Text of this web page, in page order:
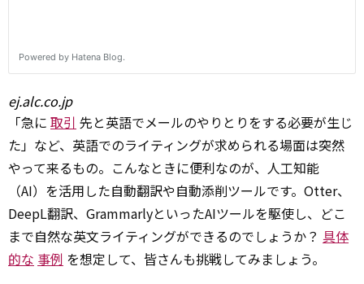
ej.alc.co.jp
「急に 取引 先と英語でメールのやりとりをする必要が生じ
た」など、英語でのライティングが求められる場面は突然
やって来るもの。こんなときに便利なのが、人工知能
（AI）を活用した自動翻訳や自動添削ツールです。Otter、
DeepL翻訳、GrammarlyといったAIツールを駆使し、どこ
まで自然な英文ライティングができるのでしょうか？ 具体
的な 事例 を想定して、皆さんも挑戦してみましょう。